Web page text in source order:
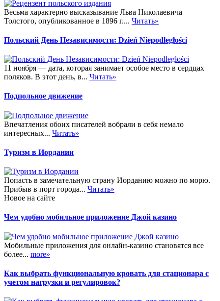
Весьма характерно высказывание Льва Николаевича
Толстого, опубликованное в 1896 г.... Читать»
Польский День Независимости: Dzień Niepodległości
11 ноября — дата, которая занимает особое место в сердцах
поляков. В этот день, в... Читать»
Подпольное движение
Впечатления обоих писателей вобрали в себя немало
интересных... Читать»
Туризм в Иордании
Попасть в замечательную страну Иорданию можно по морю.
Прибыв в порт города... Читать»
Новое на сайте
Чем удобно мобильное приложение Джой казино
Мобильные приложения для онлайн-казино становятся все
более... more»
Как выбрать функциональную кровать для стационара с
учетом нагрузки и регулировок?